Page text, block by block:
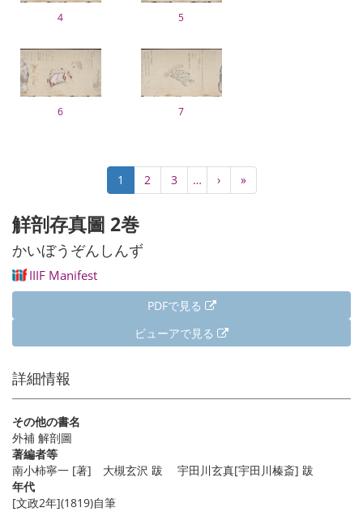
4 5
6 7
送
り
カ
レ
ン
ト
ペ
ー
1 Page
2 Page
3 …
次
ペ
›
最
終
»
觧剖存真圖 2巻
かいぼうぞんしんず
IIIF Manifest
PDFで見る
ビューアで見る
詳細情報
その他の書名
外補 解剖圖
著編者等
南小柿寧一 [著] 大槻玄沢 跋 宇田川玄真[宇田川榛斎] 跋
年代
[文政2年](1819)自筆